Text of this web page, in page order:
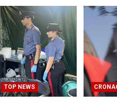
TOP NEWS